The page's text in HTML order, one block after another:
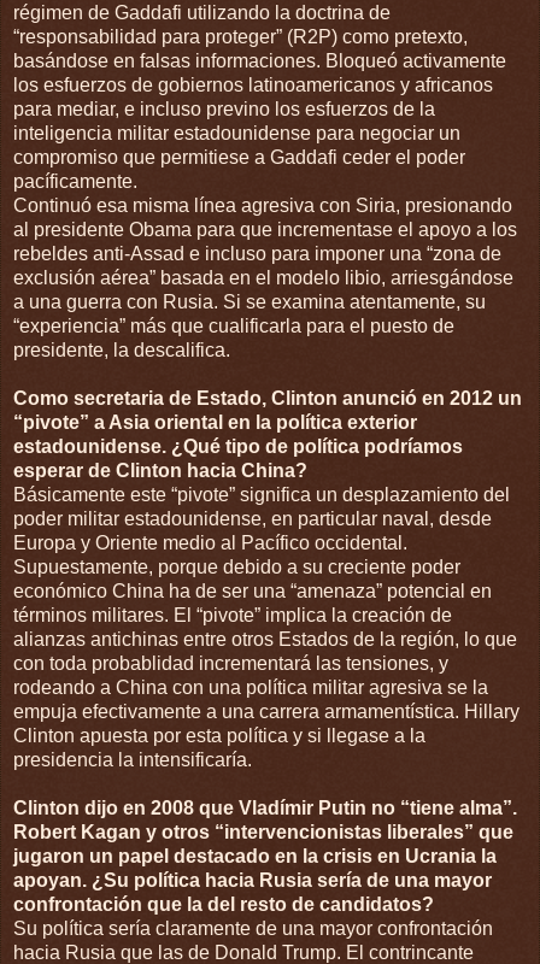
régimen de Gaddafi utilizando la doctrina de
“responsabilidad para proteger” (R2P) como pretexto,
basándose en falsas informaciones. Bloqueó activamente
los esfuerzos de gobiernos latinoamericanos y africanos
para mediar, e incluso previno los esfuerzos de la
inteligencia militar estadounidense para negociar un
compromiso que permitiese a Gaddafi ceder el poder
pacíficamente.
Continuó esa misma línea agresiva con Siria, presionando
al presidente Obama para que incrementase el apoyo a los
rebeldes anti-Assad e incluso para imponer una “zona de
exclusión aérea” basada en el modelo libio, arriesgándose
a una guerra con Rusia. Si se examina atentamente, su
“experiencia” más que cualificarla para el puesto de
presidente, la descalifica.
Como secretaria de Estado, Clinton anunció en 2012 un
“pivote” a Asia oriental en la política exterior
estadounidense. ¿Qué tipo de política podríamos
esperar de Clinton hacia China?
Básicamente este “pivote” significa un desplazamiento del
poder militar estadounidense, en particular naval, desde
Europa y Oriente medio al Pacífico occidental.
Supuestamente, porque debido a su creciente poder
económico China ha de ser una “amenaza” potencial en
términos militares. El “pivote” implica la creación de
alianzas antichinas entre otros Estados de la región, lo que
con toda probablidad incrementará las tensiones, y
rodeando a China con una política militar agresiva se la
empuja efectivamente a una carrera armamentística. Hillary
Clinton apuesta por esta política y si llegase a la
presidencia la intensificaría.
Clinton dijo en 2008 que Vladímir Putin no “tiene alma”.
Robert Kagan y otros “intervencionistas liberales” que
jugaron un papel destacado en la crisis en Ucrania la
apoyan. ¿Su política hacia Rusia sería de una mayor
confrontación que la del resto de candidatos?
Su política sería claramente de una mayor confrontación
hacia Rusia que las de Donald Trump. El contrincante